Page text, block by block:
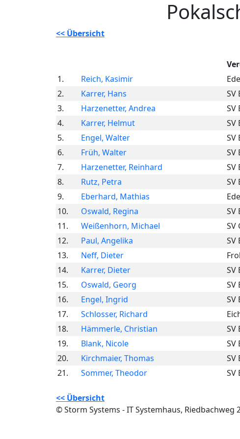
<< Übersicht
1.
Reich, Kasimir
2.
Karrer, Hans SV
3.
Harzenetter, Andrea SV
4.
Karrer, Helmut SV
5.
Engel, Walter SV
6.
Früh, Walter SV
7.
Harzenetter, Reinhard SV
8.
Rutz, Petra SV
9.
Eberhard, Mathias
10.
Oswald, Regina SV
11.
Weißenhorn, Michael SV
12.
Paul, Angelika SV
13.
Neff, Dieter
14.
Karrer, Dieter SV
15.
Oswald, Georg SV
16.
Engel, Ingrid SV
17.
Schlosser, Richard
18.
Hämmerle, Christian SV
19.
Blank, Nicole SV
20.
Kirchmaier, Thomas SV
21.
Sommer, Theodor SV
<< Übersicht
© Storm Systems - IT Systemhaus, Riedbachweg